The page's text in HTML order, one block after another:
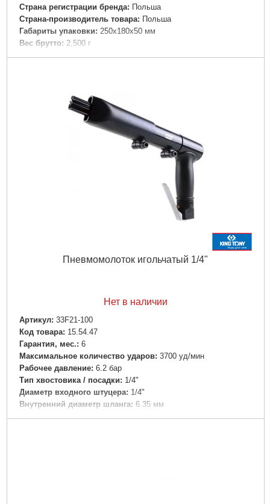
Страна регистрации бренда: Польша
Страна-производитель товара: Польша
Габариты упаковки: 250x180x50 мм
Вес брутто: 2,500 г
Пневмомолоток игольчатый 1/4"
Нет в наличии
Артикул: 33F21-100
Код товара: 15.54.47
Гарантия, мес.: 6
Максимальное количество ударов: 3700 уд/мин
Рабочее давление: 6.2 бар
Тип хвостовика / посадки: 1/4"
Диаметр входного штуцера: 1/4"
Внутренний диаметр шланга: 6.35 мм
Длина инструмента: 330 мм